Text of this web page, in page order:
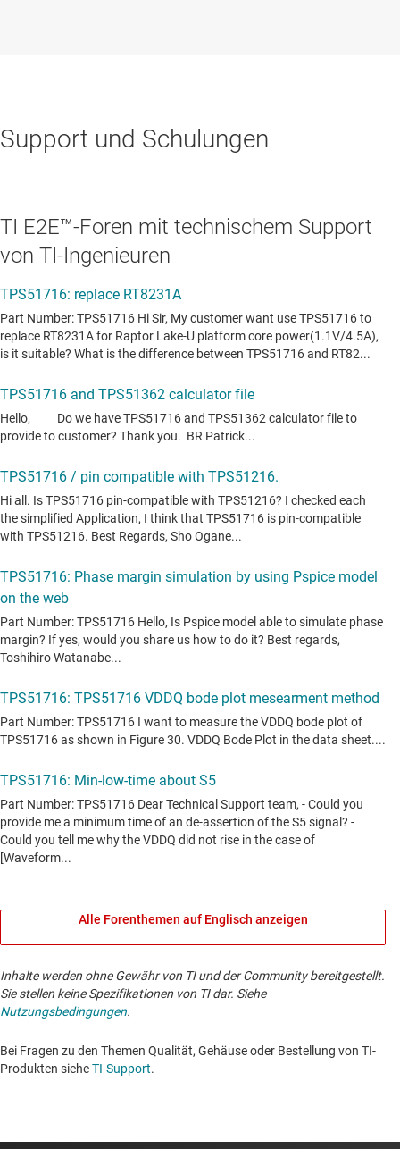
Support und Schulungen
TI E2E™-Foren mit technischem Support
von TI-Ingenieuren
Alle Forenthemen auf Englisch anzeigen
Inhalte werden ohne Gewähr von TI und der Community bereitgestellt.
Sie stellen keine Spezifikationen von TI dar. Siehe
Nutzungsbedingungen.
Bei Fragen zu den Themen Qualität, Gehäuse oder Bestellung von TI-
Produkten sieheTI-Support. ​​​​​​​​​​​​​​